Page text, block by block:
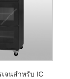
จนสำหรับ IC